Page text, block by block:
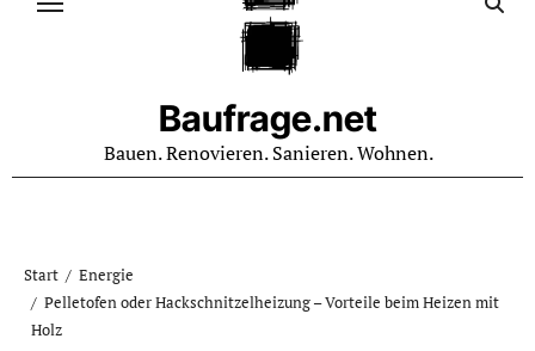
Baufrage.net
Bauen. Renovieren. Sanieren. Wohnen.
Start
Energie
Pelletofen oder Hackschnitzelheizung – Vorteile beim Heizen mit
Holz